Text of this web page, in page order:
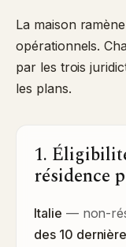
La maison
opérationnels.
par les trois
les plans.
1.
résidence
Italie — non-
des 10